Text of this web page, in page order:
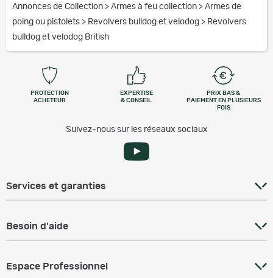
Annonces de Collection > Armes à feu collection > Armes de
poing ou pistolets > Revolvers bulldog et velodog > Revolvers
bulldog et velodog British
PROTECTION
ACHETEUR
EXPERTISE
& CONSEIL
PRIX BAS &
PAIEMENT EN PLUSIEURS
FOIS
Suivez-nous sur les réseaux sociaux
Services et garanties
Besoin d'aide
Espace Professionnel